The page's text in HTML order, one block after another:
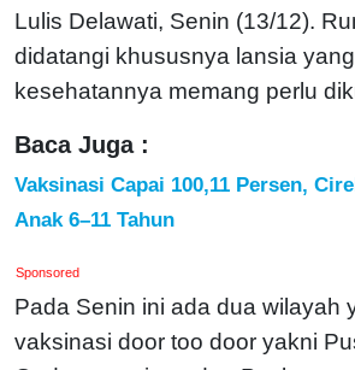
Lulis Delawati, Senin (13/12).
didatangi khususnya lansia
kesehatannya memang perlu
Baca Juga :
Vaksinasi Capai 100,11 Persen,
Anak 6–11 Tahun
Sponsored
Pada Senin ini ada dua wilayah
vaksinasi door too door yakni